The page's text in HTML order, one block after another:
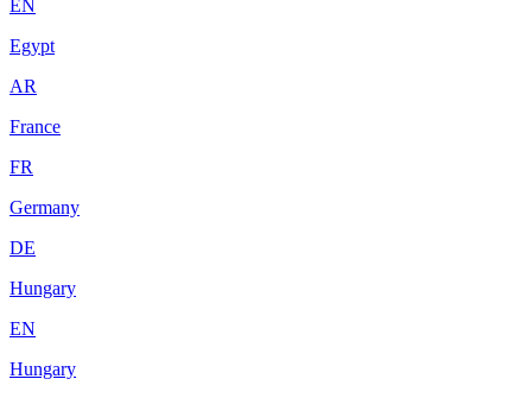
EN
Egypt
AR
France
FR
Germany
DE
Hungary
EN
Hungary